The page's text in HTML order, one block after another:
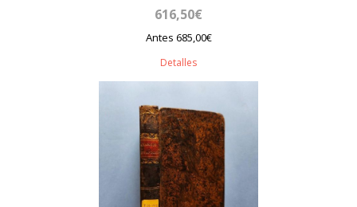
616,50€
Antes 685,00€
Detalles